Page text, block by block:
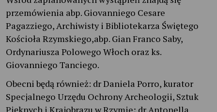
przemówienia abp. Giovanniego Cesare
Pagazziego, Archiwisty i Bibliotekarza Świętego
Kościoła Rzymskiego,abp. Gian Franco Saby,
Ordynariusza Polowego Włoch oraz ks.
Giovanniego Tanciego.
Obecni będą również: dr Daniela Porro, kurator
Specjalnego Urzędu Ochrony Archeologii, Sztuk
Pięknych i Krajobrazu w Rzymie; dr Antonella